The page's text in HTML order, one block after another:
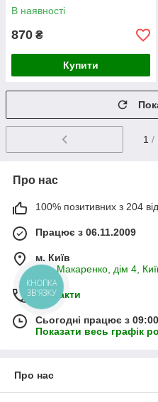
В наявності
870 ₴
Купити
1 /
Про нас
100% позитивних з 204
Працює з 06.11.2009
м. Київ
вул. Макаренко, дім 4,
Контакти
Сьогодні працює з
Показати весь графік
Про нас
КНОПКА
ЗВ'ЯЗКУ